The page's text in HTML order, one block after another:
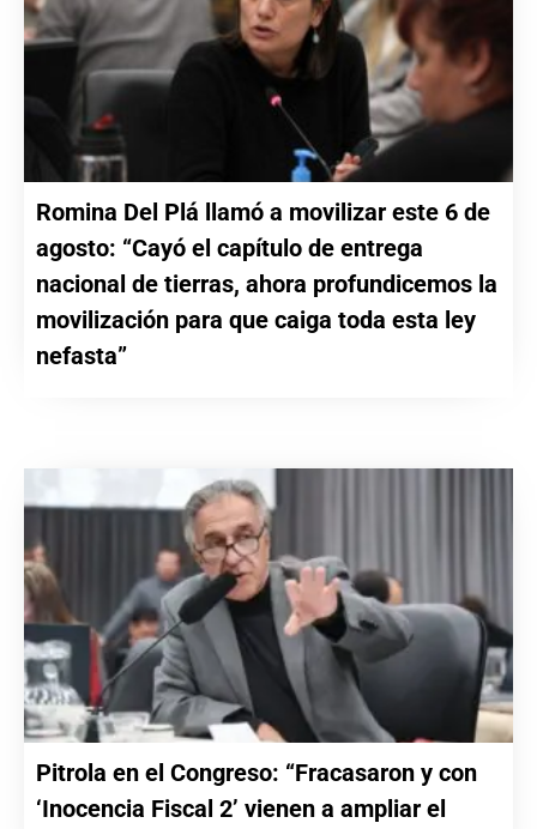
Romina Del Plá llamó a movilizar este 6 de
agosto: “Cayó el capítulo de entrega
nacional de tierras, ahora profundicemos la
movilización para que caiga toda esta ley
nefasta”
Pitrola en el Congreso: “Fracasaron y con
‘Inocencia Fiscal 2’ vienen a ampliar el